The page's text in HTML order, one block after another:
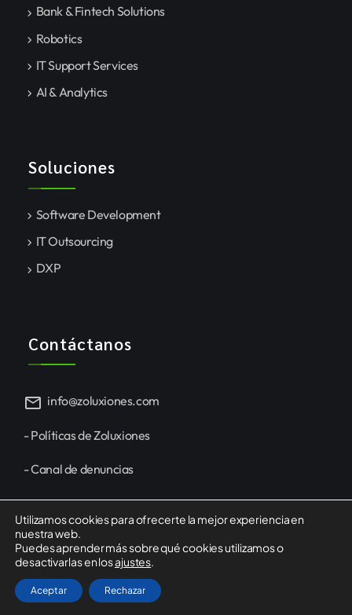
Utilizamos cookies para ofrecerte la mejor experiencia en
nuestra web.
Puedes aprender más sobre qué cookies utilizamos o
desactivarlas en losajustes.
Aceptar Rechazar
Bank & Fintech Solutions
Robotics
IT Support Services
AI & Analytics
Soluciones
Software Development
IT Outsourcing
DXP
Contáctanos
mail info@zoluxiones.com
- Políticas de Zoluxiones
- Canal de denuncias
Zoluxiones © 2025 All Right Reserved